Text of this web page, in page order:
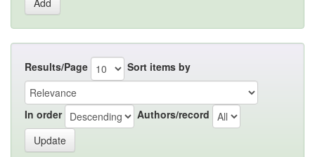
Results/Page Sort items by
In order Authors/record